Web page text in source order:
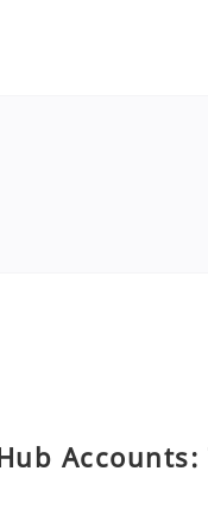
Accounts: